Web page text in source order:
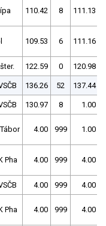
110.42 8 111.13
109.53 6 111.16
122.59 0 120.98
136.26 52 137.44
130.97 8 1.00
4.00 999 1.00
Pha 4.00 999 4.00
4.00 999 4.00
Pha 4.00 999 4.00